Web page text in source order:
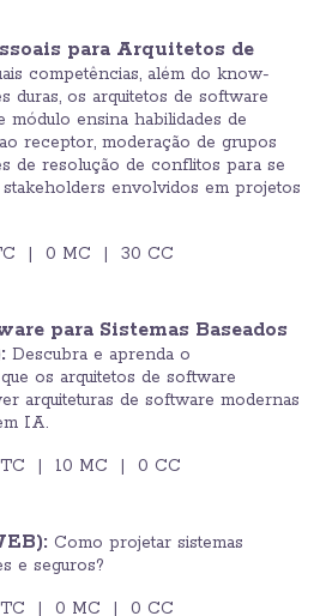
para Arquitetos de
competências, além do know-
duras, os arquitetos de software
módulo ensina habilidades de
receptor, moderação de grupos
de resolução de conflitos para se
envolvidos em projetos
TC | 0 MC | 30 CC
para Sistemas Baseados
Descubra e aprenda o
os arquitetos de software
arquiteturas de software modernas
IA.
TC | 10 MC | 0 CC
Como projetar sistemas
e seguros?
TC | 0 MC | 0 CC